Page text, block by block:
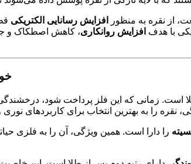
از نقره به منظور افزایش رسانایی الکتریکی
با هدف افزایش روانکاری، کاهش اصطکاک و
است. زمانی که این فلز پرداخت شود،
را دارا است. همین ویژگی، آن را به فلزی